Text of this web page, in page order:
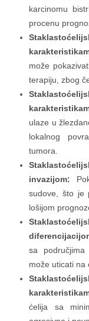
karcinomu
procenu
može
terapiju, zbog
ulaze u
lokalnog
tumora.
invazijom:
sudove, što je
lošijom
sa područjima
može uticati na
ćelija sa